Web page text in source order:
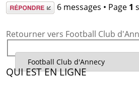
Répondre 6 messages • Page 1
Retourner vers Football Club
QUI EST EN LIGNE